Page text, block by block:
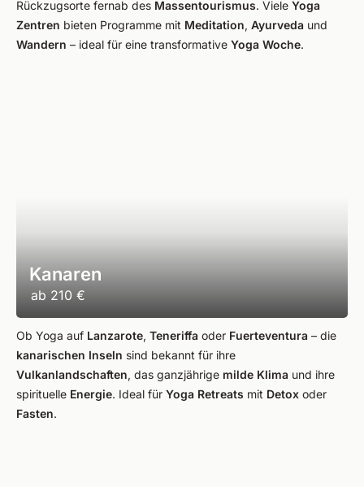
Rückzugsorte fernab des Massentourismus. Viele Yoga
Zentren bieten Programme mit Meditation, Ayurveda und
Wandern – ideal für eine transformative Yoga Woche.
Kanaren
ab 210 €
Ob Yoga auf Lanzarote, Teneriffa oder Fuerteventura – die
kanarischen Inseln sind bekannt für ihre
Vulkanlandschaften, das ganzjährige milde Klima und ihre
spirituelle Energie. Ideal für Yoga Retreats mit Detox oder
Fasten.